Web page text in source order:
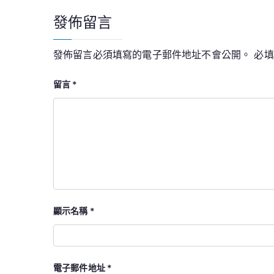
覽
發佈留言
發佈留言必須填寫的電子郵件地址不會公開。 必
留言 *
顯示名稱 *
電子郵件地址 *